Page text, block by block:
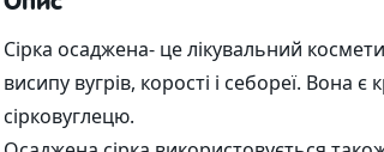
Протеїни та гідролізати
Сірка осаджена- це лікувальний
висипу вугрів, корості і себореї. Вона
сірковуглецю.